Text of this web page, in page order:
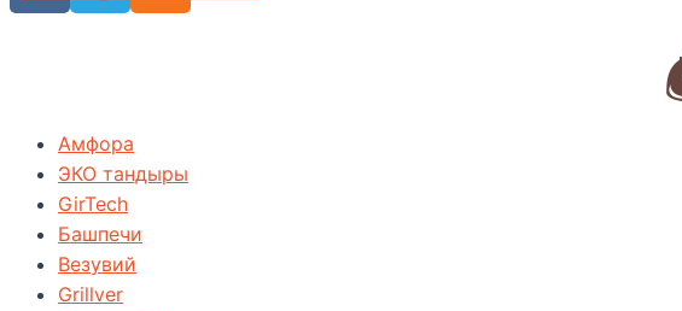
Амфора
ЭКО тандыры
GirTech
Башпечи
Везувий
Grillver